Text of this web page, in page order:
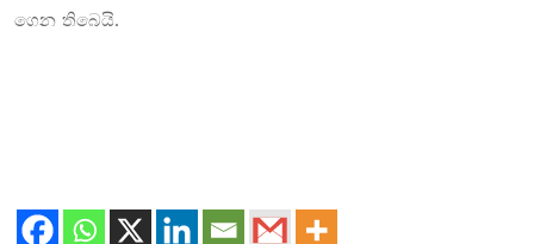
ගෙන තිබෙයි.